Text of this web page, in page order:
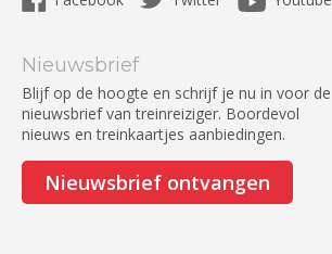
Nieuwsbrief
Blijf op de hoogte en schrijf je nu in voor de
nieuwsbrief van treinreiziger. Boordevol
nieuws en treinkaartjes aanbiedingen.
Nieuwsbrief ontvangen